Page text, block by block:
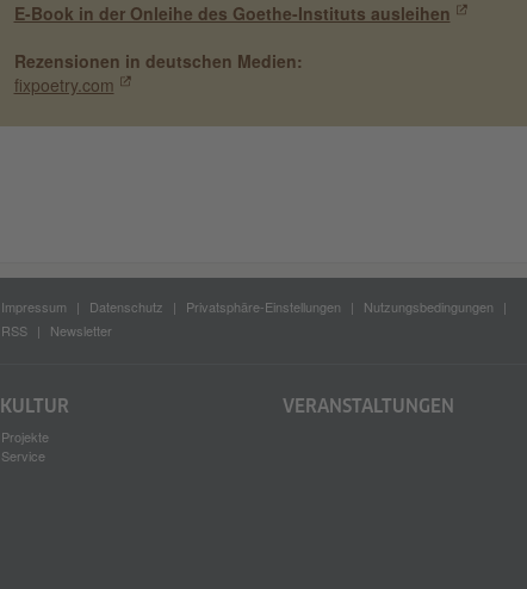
E-Book in der Onleihe des Goethe-Instituts ausleihen
Rezensionen in deutschen Medien:
fixpoetry.com
Impressum Datenschutz Privatsphäre-Einstellungen
Nutzungsbedingungen
RSS
Newsletter
KULTUR
Projekte
Service
VERANSTALTUNGEN